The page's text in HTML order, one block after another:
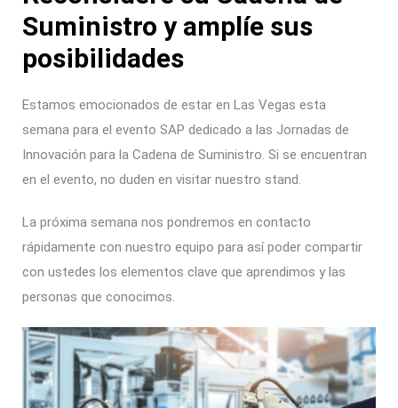
Suministro y amplíe sus
posibilidades
Estamos emocionados de estar en Las Vegas esta
semana para el evento SAP dedicado a las Jornadas de
Innovación para la Cadena de Suministro. Si se encuentran
en el evento, no duden en visitar nuestro stand.
La próxima semana nos pondremos en contacto
rápidamente con nuestro equipo para así poder compartir
con ustedes los elementos clave que aprendimos y las
personas que conocimos.